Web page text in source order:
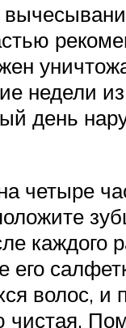
недели
день
четыре
волос, и
чистая.